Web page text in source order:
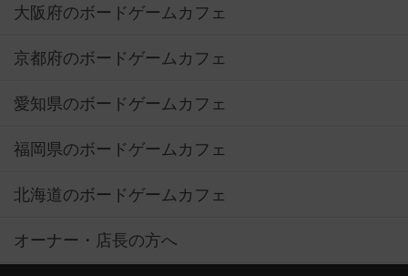
大阪府のボードゲームカフェ
京都府のボードゲームカフェ
愛知県のボードゲームカフェ
福岡県のボードゲームカフェ
北海道のボードゲームカフェ
オーナー・店長の方へ